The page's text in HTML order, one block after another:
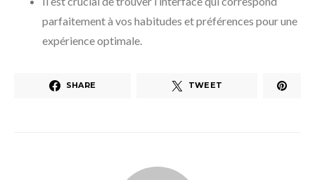
parfaitement à vos habitudes et préférences pour une
expérience optimale.
SHARE TWEET